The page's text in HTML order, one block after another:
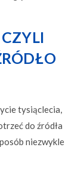
tysiąclecia,
do źródła
niezwykle